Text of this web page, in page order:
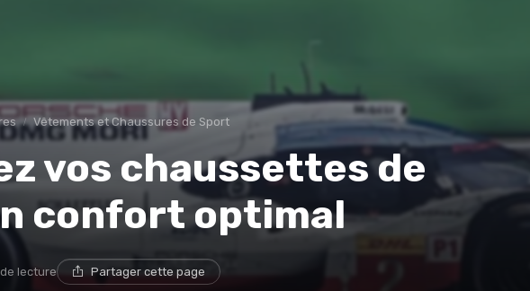
Vêtements et Chaussures de Sport
vos chaussettes de
confort optimal
lecture Partager cette page